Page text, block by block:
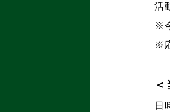
活
※
※
＜
日